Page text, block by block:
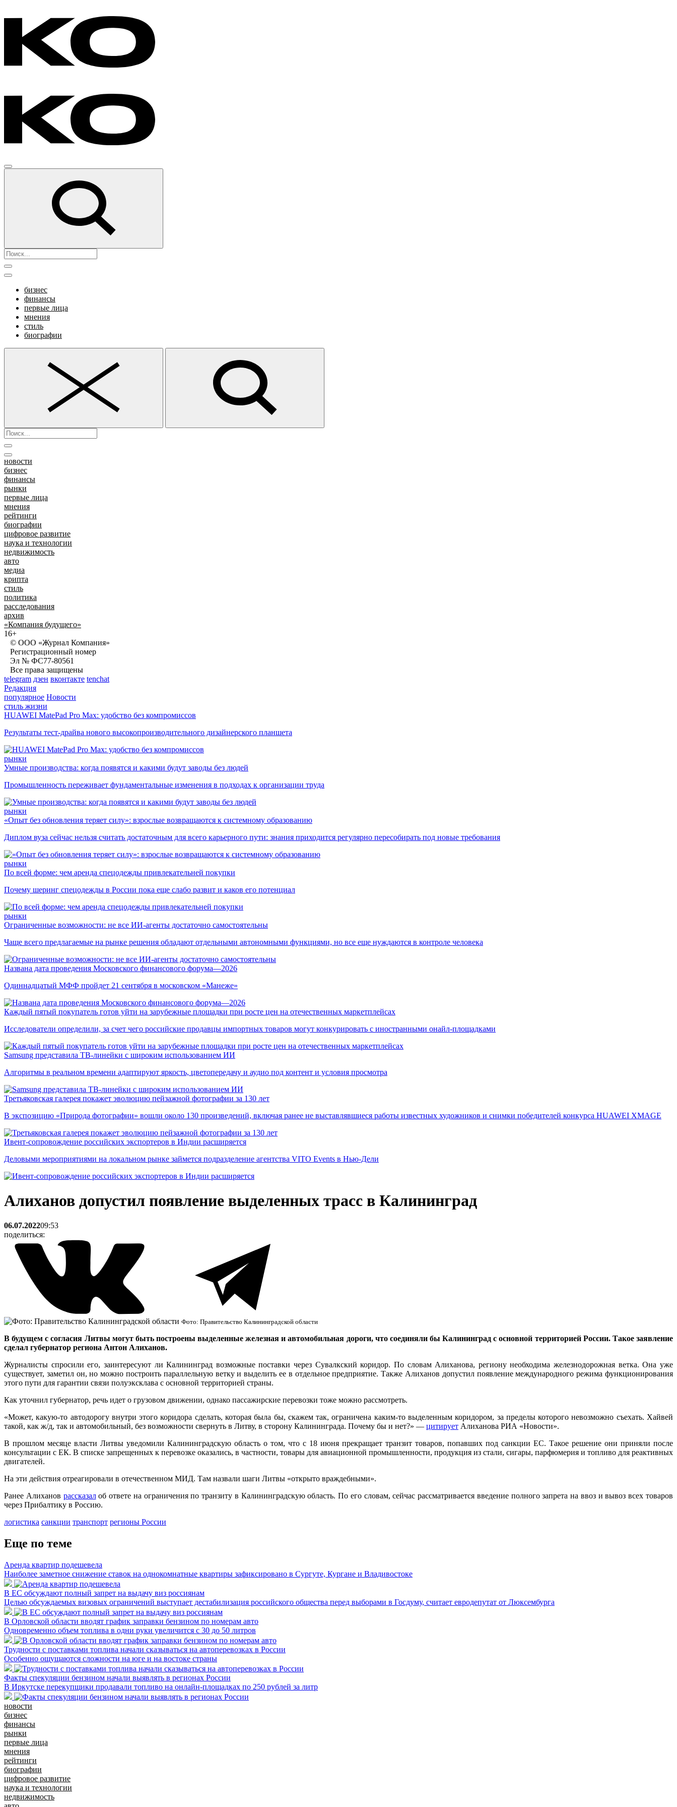
бизнес
финансы
первые лица
мнения
стиль
биографии
новости
бизнес
финансы
рынки
первые лица
мнения
рейтинги
биографии
цифровое развитие
наука и технологии
недвижимость
авто
медиа
крипта
стиль
политика
расследования
архив
«Компания будущего»
16+
© ООО «Журнал Компания»
Регистрационный номер
Эл № ФС77-80561
Все права защищены
telegram дзен вконтакте tenchat
Редакция
популярное Новости
стиль жизни
HUAWEI MatePad Pro Max: удобство без компромиссов
Результаты тест-драйва нового высокопроизводительного дизайнерского планшета
рынки
Умные производства: когда появятся и какими будут заводы без людей
Промышленность переживает фундаментальные изменения в подходах к организации труда
рынки
«Опыт без обновления теряет силу»: взрослые возвращаются к системному образованию
Диплом вуза сейчас нельзя считать достаточным для всего карьерного пути: знания приходится регулярно пересобирать под новые требования
рынки
По всей форме: чем аренда спецодежды привлекательней покупки
Почему шеринг спецодежды в России пока еще слабо развит и каков его потенциал
рынки
Ограниченные возможности: не все ИИ-агенты достаточно самостоятельны
Чаще всего предлагаемые на рынке решения обладают отдельными автономными функциями, но все еще нуждаются в контроле человека
Названа дата проведения Московского финансового форума—2026
Одиннадцатый МФФ пройдет 21 сентября в московском «Манеже»
Каждый пятый покупатель готов уйти на зарубежные площадки при росте цен на отечественных маркетплейсах
Исследователи определили, за счет чего российские продавцы импортных товаров могут конкурировать с иностранными онайл-площадками
Samsung представила ТВ-линейки с широким использованием ИИ
Алгоритмы в реальном времени адаптируют яркость, цветопередачу и аудио под контент и условия просмотра
Третьяковская галерея покажет эволюцию пейзажной фотографии за 130 лет
В экспозицию «Природа фотографии» вошли около 130 произведений, включая ранее не выставлявшиеся работы известных художников и снимки победителей конкурса HUAWEI XMAGE
Ивент-сопровождение российских экспортеров в Индии расширяется
Деловыми мероприятиями на локальном рынке займется подразделение агентства VITO Events в Нью-Дели
Алиханов допустил появление выделенных трасс в Калининград
06.07.202209:53
поделиться:
Фото: Правительство Калининградской области
В будущем с согласия Литвы могут быть построены выделенные железная и автомобильная дороги, что соединяли бы Калининград с основной территорией России. Такое заявление
сделал губернатор региона Антон Алиханов.
Журналисты спросили его, заинтересуют ли Калининград возможные поставки через Сувалкский коридор. По словам Алиханова, региону необходима железнодорожная ветка. Она уже
существует, заметил он, но можно построить параллельную ветку и выделить ее в отдельное предприятие. Также Алиханов допустил появление международного режима функционирования
этого пути для гарантии связи полуэксклава с основной территорией страны.
Как уточнил губернатор, речь идет о грузовом движении, однако пассажирские перевозки тоже можно рассмотреть.
«Может, какую-то автодорогу внутри этого коридора сделать, которая была бы, скажем так, ограничена каким-то выделенным коридором, за пределы которого невозможно съехать. Хайвей
такой, как ж/д, так и автомобильный, без возможности свернуть в Литву, в сторону Калининграда. Почему бы и нет?» — цитирует Алиханова РИА «Новости».
В прошлом месяце власти Литвы уведомили Калининградскую область о том, что с 18 июня прекращает транзит товаров, попавших под санкции ЕС. Такое решение они приняли после
консультации с ЕК. В списке запрещенных к перевозке оказались, в частности, товары для авиационной промышленности, продукция из стали, сигары, парфюмерия и топливо для реактивных
двигателей.
На эти действия отреагировали в отечественном МИД. Там назвали шаги Литвы «открыто враждебными».
Ранее Алиханов рассказалоб ответе на ограничения по транзиту в Калининградскую область. По его словам, сейчас рассматривается введение полного запрета на ввоз и вывоз всех товаров
через Прибалтику в Россию.
логистика санкции транспорт регионы России
Еще по теме
Аренда квартир подешевела
Наиболее заметное снижение ставок на однокомнатные квартиры зафиксировано в Сургуте, Кургане и Владивостоке
В ЕС обсуждают полный запрет на выдачу виз россиянам
Целью обсуждаемых визовых ограничений выступает дестабилизация российского общества перед выборами в Госдуму, считает евродепутат от Люксембурга
В Орловской области вводят график заправки бензином по номерам авто
Одновременно объем топлива в одни руки увеличится с 30 до 50 литров
Трудности с поставками топлива начали сказываться на автоперевозках в России
Особенно ощущаются сложности на юге и на востоке страны
Факты спекуляции бензином начали выявлять в регионах России
В Иркутске перекупщики продавали топливо на онлайн-площадках по 250 рублей за литр
новости
бизнес
финансы
рынки
первые лица
мнения
рейтинги
биографии
цифровое развитие
наука и технологии
недвижимость